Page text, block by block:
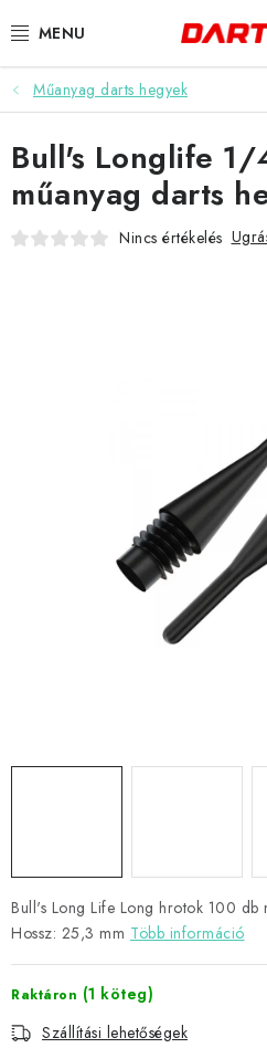
tartalomhoz
DARTS
DARTS TÁBLÁK
TARTOZÉKOK A TÁBLÁKHOZ
Műanyag darts hegyek
Bull's Long Life Long hrotok 100 db
Hossz: 25,3 mm Több információ
Raktáron (1 köteg)
Szállítási lehetőségek
Bull's Longlife 1/
műanyag darts
Nincs értékelés